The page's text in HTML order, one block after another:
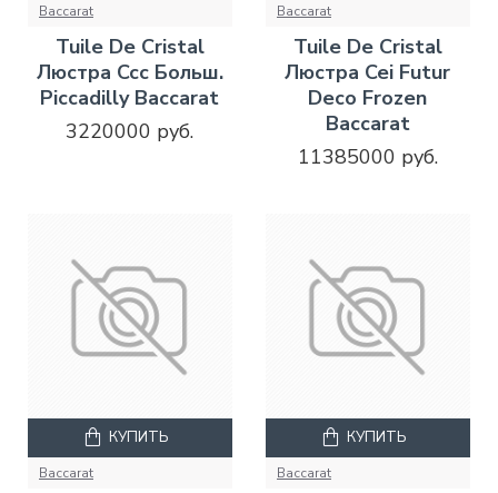
Baccarat
Tuile De Cristal
Люстра Ccc Больш.
Piccadilly Baccarat
3220000 руб.
Baccarat
Tuile De Cristal
Люстра Cei Futur
Deco Frozen
Baccarat
11385000 руб.
Baccarat
КУПИТЬ
Baccarat
КУПИТЬ